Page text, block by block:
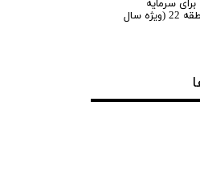
برای سرمایه
گذاری در منطقه 22 (ویژه سال